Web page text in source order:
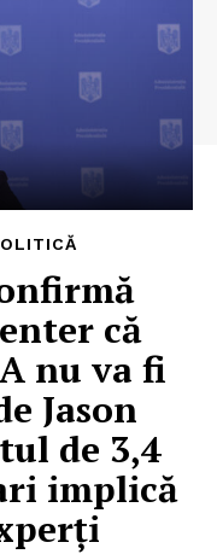
că
nu va fi
Jason
de 3,4
implică